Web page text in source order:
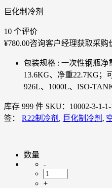
巨化制冷剂
10 个评价
¥780.00咨询客户经理获取采购
包装规格 : 一次性钢瓶净
13.6KG、净重22.7KG；
926L、1000L、ISO-
库存 999 件 SKU：10002-3-1-1-
签： R22制冷剂 , 巨化制冷剂 ,
数量
-
+